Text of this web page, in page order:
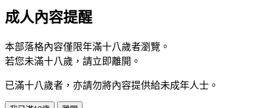
成人內容提醒
本部落格內容僅限年滿十八歲者瀏覽。
若您未滿十八歲，請立即離開。
已滿十八歲者，亦請勿將內容提供給未成年人士。